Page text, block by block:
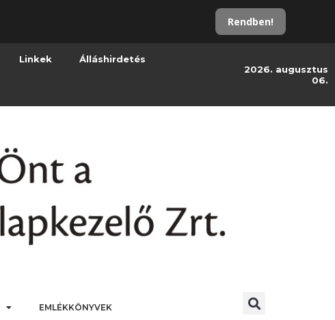
Rendben!
Linkek Álláshirdetés
2026. augusztus
06.
EMLÉKKÖNYVEK